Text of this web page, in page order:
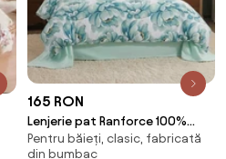
165 RON
Lenjerie pat Ranforce 100%
Cotton Pro (RCP8)
Pentru băieți, clasic, fabricată
din bumbac